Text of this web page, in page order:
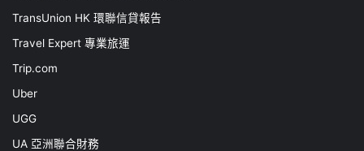
TransUnion HK 環聯信貸報告
Travel Expert 專業旅運
Trip.com
Uber
UGG
UA 亞洲聯合財務